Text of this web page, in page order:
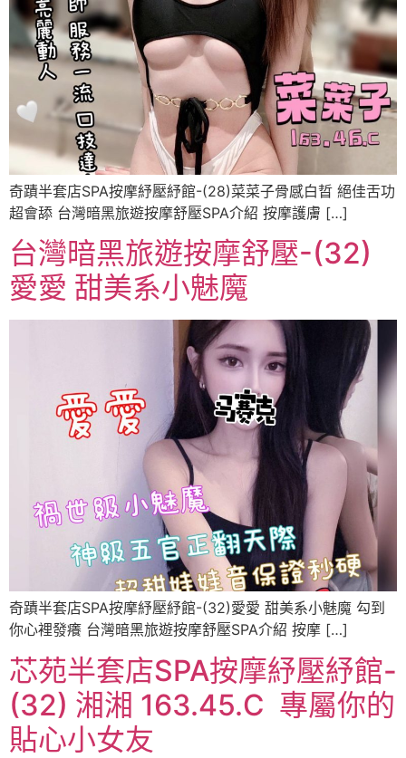
奇蹟半套店SPA按摩紓壓紓館-(28)菜菜子骨感白晢 絕佳舌功
超會舔 台灣暗黑旅遊按摩舒壓SPA介紹 按摩護膚 […]
台灣暗黑旅遊按摩舒壓-(32)
愛愛 甜美系小魅魔
奇蹟半套店SPA按摩紓壓紓館-(32)愛愛 甜美系小魅魔 勾到
你心裡發癢 台灣暗黑旅遊按摩舒壓SPA介紹 按摩 […]
芯苑半套店SPA按摩紓壓紓館-
(32) 湘湘 163.45.C ️ 專屬你的
貼心小女友